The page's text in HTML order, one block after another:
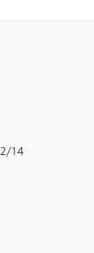
14